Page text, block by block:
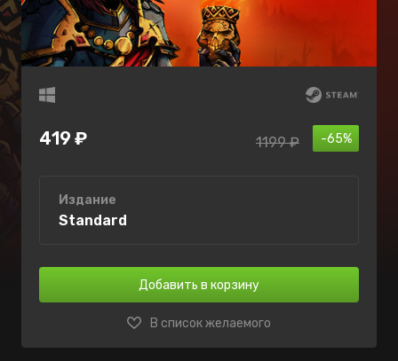
419 ₽ -65%
1199 ₽
Издание
Standard
Добавить в корзину
В список желаемого